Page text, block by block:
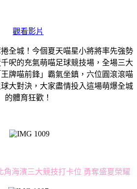
觀看影片
全城！今個夏天喵星小將將率先強勢
呎的充氣萌喵足球競技場，全場三大
牌喵前鋒」霸氣坐鎮，六位圓滾滾喵
大對決，大家盡情投入這場萌爆全城
的體育狂歡！
角海濱三大競技打卡位 勇奪盛夏榮耀